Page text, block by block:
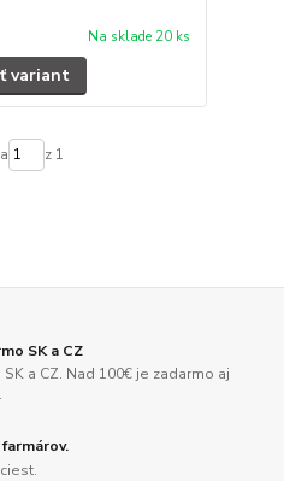
Na sklade 20 ks
variant
z 1
SK a CZ
a CZ. Nad 100€ je zadarmo aj